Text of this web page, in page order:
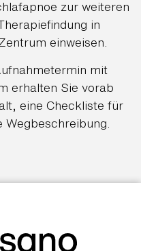
zur weiteren
in
einweisen.
mit
erhalten Sie vorab
eine Checkliste für
Wegbeschreibung.